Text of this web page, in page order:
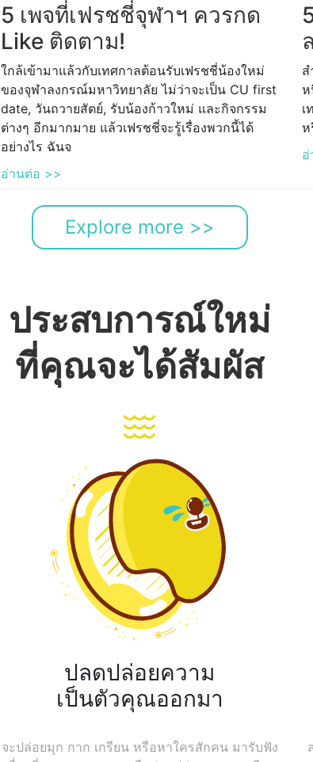
5 เพจที่เฟรชชี่จุฬาฯ ควรกด
Like ติดตาม!
ใกล้เข้ามาแล้วกับเทศกาลต้อนรับเฟรชชี่น้องใหม่
ของจุฬาลงกรณ์มหาวิทยาลัย ไม่ว่าจะเป็น CU first
date, วันถวายสัตย์, รับน้องก้าวใหม่ และกิจกรรม
ต่างๆ อีกมากมาย แล้วเฟรชชี่จะรู้เรื่องพวกนี้ได้
อย่างไร ฉันจ
อ่านต่อ >>
ห
เ
ห
อ่
Explore more >>
ประสบการณ์ใหม่
ที่คุณจะได้สัมผัส
ปลดปล่อยความ
เป็นตัวคุณออกมา
จะปล่อยมุก กาก เกรียน หรือหาใครสักคน มารับฟัง